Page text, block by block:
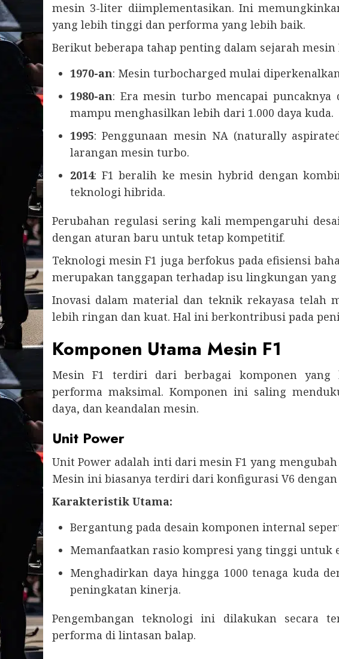
mesin 3-liter diimplementasikan. Ini
yang lebih tinggi dan performa yang lebih baik.
Berikut beberapa tahap penting dalam sejarah mesin
1970-an: Mesin turbocharged mulai
1980-an: Era mesin turbo mencapai puncaknya
mampu menghasilkan lebih dari 1.000 daya kuda.
1995: Penggunaan mesin NA (naturally
larangan mesin turbo.
2014: F1 beralih ke mesin hybrid dengan
teknologi hibrida.
Perubahan regulasi sering kali mempengaruhi
dengan aturan baru untuk tetap kompetitif.
Teknologi mesin F1 juga berfokus pada efisiensi
merupakan tanggapan terhadap isu lingkungan yang
Inovasi dalam material dan teknik rekayasa telah
lebih ringan dan kuat. Hal ini berkontribusi pada
Komponen Utama Mesin F1
Mesin F1 terdiri dari berbagai komponen yang
performa maksimal. Komponen ini saling
daya, dan keandalan mesin.
Unit Power
Unit Power adalah inti dari mesin F1 yang
Mesin ini biasanya terdiri dari konfigurasi V6
Karakteristik Utama:
Bergantung pada desain komponen internal
Memanfaatkan rasio kompresi yang tinggi untuk
Menghadirkan daya hingga 1000 tenaga kuda
peningkatan kinerja.
Pengembangan teknologi ini dilakukan secara
performa di lintasan balap.